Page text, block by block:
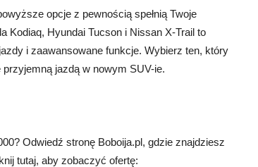
opcje z pewnością spełnią Twoje
Kodiaq, Hyundai Tucson i Nissan X-Trail to
i zaawansowane funkcje. Wybierz ten, który
jazdą w nowym SUV-ie.
Odwiedź stronę Boboija.pl, gdzie znajdziesz
tutaj, aby zobaczyć ofertę: